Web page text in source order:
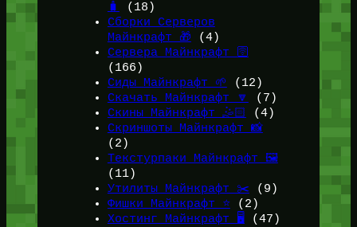
🧳
(18)
Сборки Серверов
Майнкрафт 🎁 (4)
Сервера Майнкрафт 🛜
(166)
Сиды Майнкрафт 🌱
(12)
Скачать Майнкрафт 🔽
(7)
Скины Майнкрафт 🤹🏻
(4)
Скриншоты Майнкрафт 📸
(2)
Текстурпаки Майнкрафт 🖼️
(11)
Утилиты Майнкрафт ✂️ (9)
Фишки Майнкрафт ⭐(2)
Хостинг Майнкрафт 🖥️ (47)